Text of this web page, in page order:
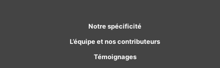
Notre spécificité
L’équipe et nos contributeurs
Témoignages